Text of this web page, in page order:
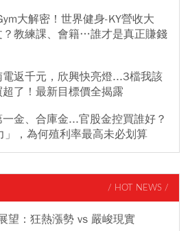
大解密！世界健身-KY營收大
？教練課、會籍…誰才是真正賺錢
返千元，欣興快亮燈...3檔我該
了！最新目標價全揭露
金、合庫金...官股金控買誰好？
」，為何殖利率最高未必划算
/ HOT NEWS /
望：狂熱漲勢 vs 嚴峻現實